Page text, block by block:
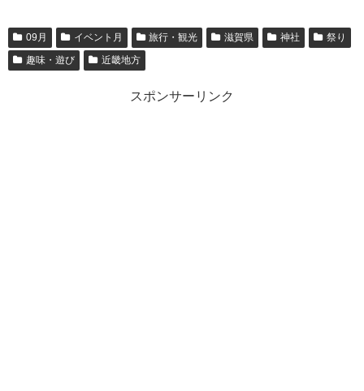
09月 イベント月 旅行・観光 滋賀県 神社
祭り
趣味・遊び
近畿地方
スポンサーリンク